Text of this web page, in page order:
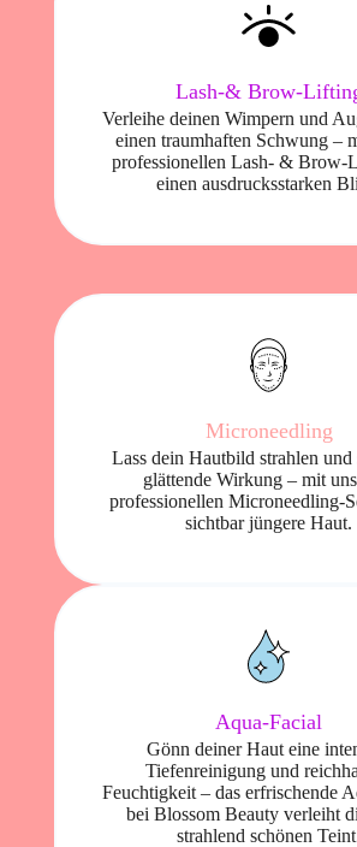
Lash-& Brow-
Verleihe deinen Wimpern und
einen traumhaften Schwung –
professionellen Lash- & Brow-
einen ausdrucksstarken
Microneedling
Lass dein Hautbild strahlen und
glättende Wirkung – mit
professionellen Microneedling-
sichtbar jüngere Haut.
Aqua-Facial
Gönn deiner Haut eine
Tiefenreinigung und
Feuchtigkeit – das erfrischende
bei Blossom Beauty verleiht
strahlend schönen